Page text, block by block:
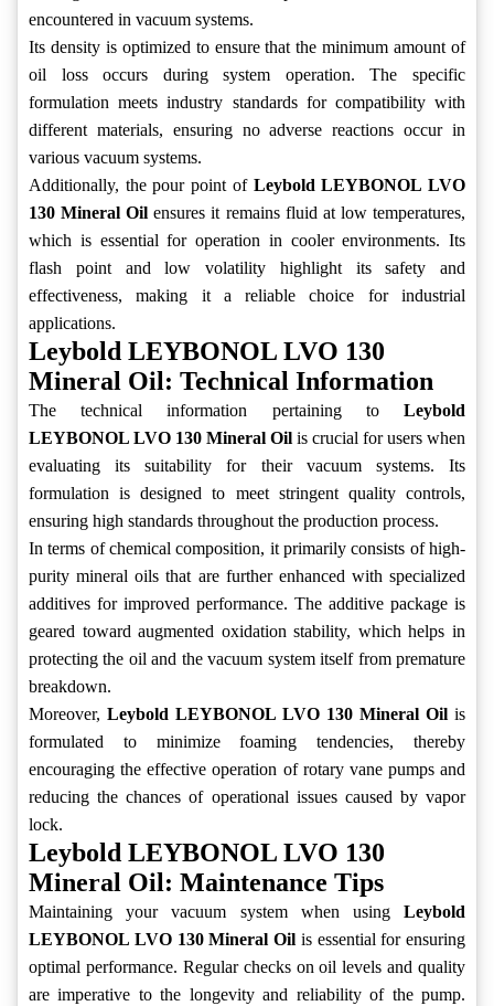
encountered in vacuum systems.
Its density is optimized to ensure that the minimum amount of
oil loss occurs during system operation. The specific
formulation meets industry standards for compatibility with
different materials, ensuring no adverse reactions occur in
various vacuum systems.
Additionally, the pour point of Leybold LEYBONOL LVO
130 Mineral Oil ensures it remains fluid at low temperatures,
which is essential for operation in cooler environments. Its
flash point and low volatility highlight its safety and
effectiveness, making it a reliable choice for industrial
applications.
Leybold LEYBONOL LVO 130
Mineral Oil: Technical Information
The technical information pertaining to Leybold
LEYBONOL LVO 130 Mineral Oil is crucial for users when
evaluating its suitability for their vacuum systems. Its
formulation is designed to meet stringent quality controls,
ensuring high standards throughout the production process.
In terms of chemical composition, it primarily consists of high-
purity mineral oils that are further enhanced with specialized
additives for improved performance. The additive package is
geared toward augmented oxidation stability, which helps in
protecting the oil and the vacuum system itself from premature
breakdown.
Moreover, Leybold LEYBONOL LVO 130 Mineral Oil is
formulated to minimize foaming tendencies, thereby
encouraging the effective operation of rotary vane pumps and
reducing the chances of operational issues caused by vapor
lock.
Leybold LEYBONOL LVO 130
Mineral Oil: Maintenance Tips
Maintaining your vacuum system when using Leybold
LEYBONOL LVO 130 Mineral Oil is essential for ensuring
optimal performance. Regular checks on oil levels and quality
are imperative to the longevity and reliability of the pump.